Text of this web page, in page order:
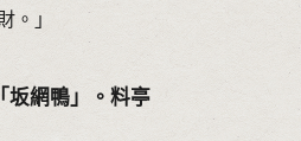
。」
坂網鴨」。料亭